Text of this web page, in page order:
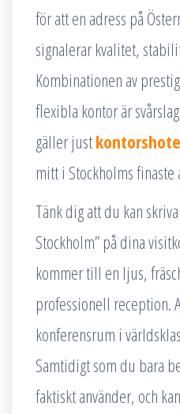
för att en adress på
signalerar kvalitet,
Kombinationen av
flexibla kontor är
gäller just
mitt i Stockholms
Tänk dig att du kan
Stockholm” på dina
kommer till en ljus,
professionell reception.
konferensrum i
Samtidigt som du bara
faktiskt använder, och